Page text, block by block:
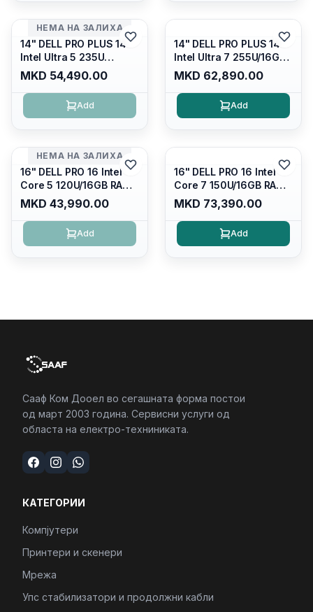
НЕМА НА ЗАЛИХА
14" DELL PRO PLUS 14
Intel Ultra 5 235U
Vpro/16gb RAM DDR5
5600mhz/ 512 GB SSD
M.2 Nvme
2230/FULLHD+ (16:10)
4/RJ45/PB14250
MKD 54,490.00
Add
14" DELL PRO PLUS 14
Intel Ultra 7 255U/16GB
RAM DDR5 5600mhz/
512 GB SSD M.2 Nvme
2230/FULLHD+ (16:10)
Ips/bt/backlit
MKD 62,890.00
Add
НЕМА НА ЗАЛИХА
16" DELL PRO 16 Intel
Core 5 120U/16GB RAM
DDR5 5600mhz/ 512 GB
SSD M.2 Nvme/fullhd+
(16:10) Ips/bt/backlit
Kb/thunderbolt
MKD 43,990.00
Add
16" DELL PRO 16 Intel
Core 7 150U/16GB RAM
DDR5 5600mhz/ 512 GB
SSD M.2 Nvme
(2230)/FULLHD+ (16:10)
Ips/bt/backlit
MKD 73,390.00
Add
Сааф Ком Дооел во сегашната форма постои
од март 2003 година. Сервисни услуги од
областа на електро-техниниката.
КАТЕГОРИИ
Компјутери
Принтери и скенери
Мрежа
Упс стабилизатори и продолжни кабли